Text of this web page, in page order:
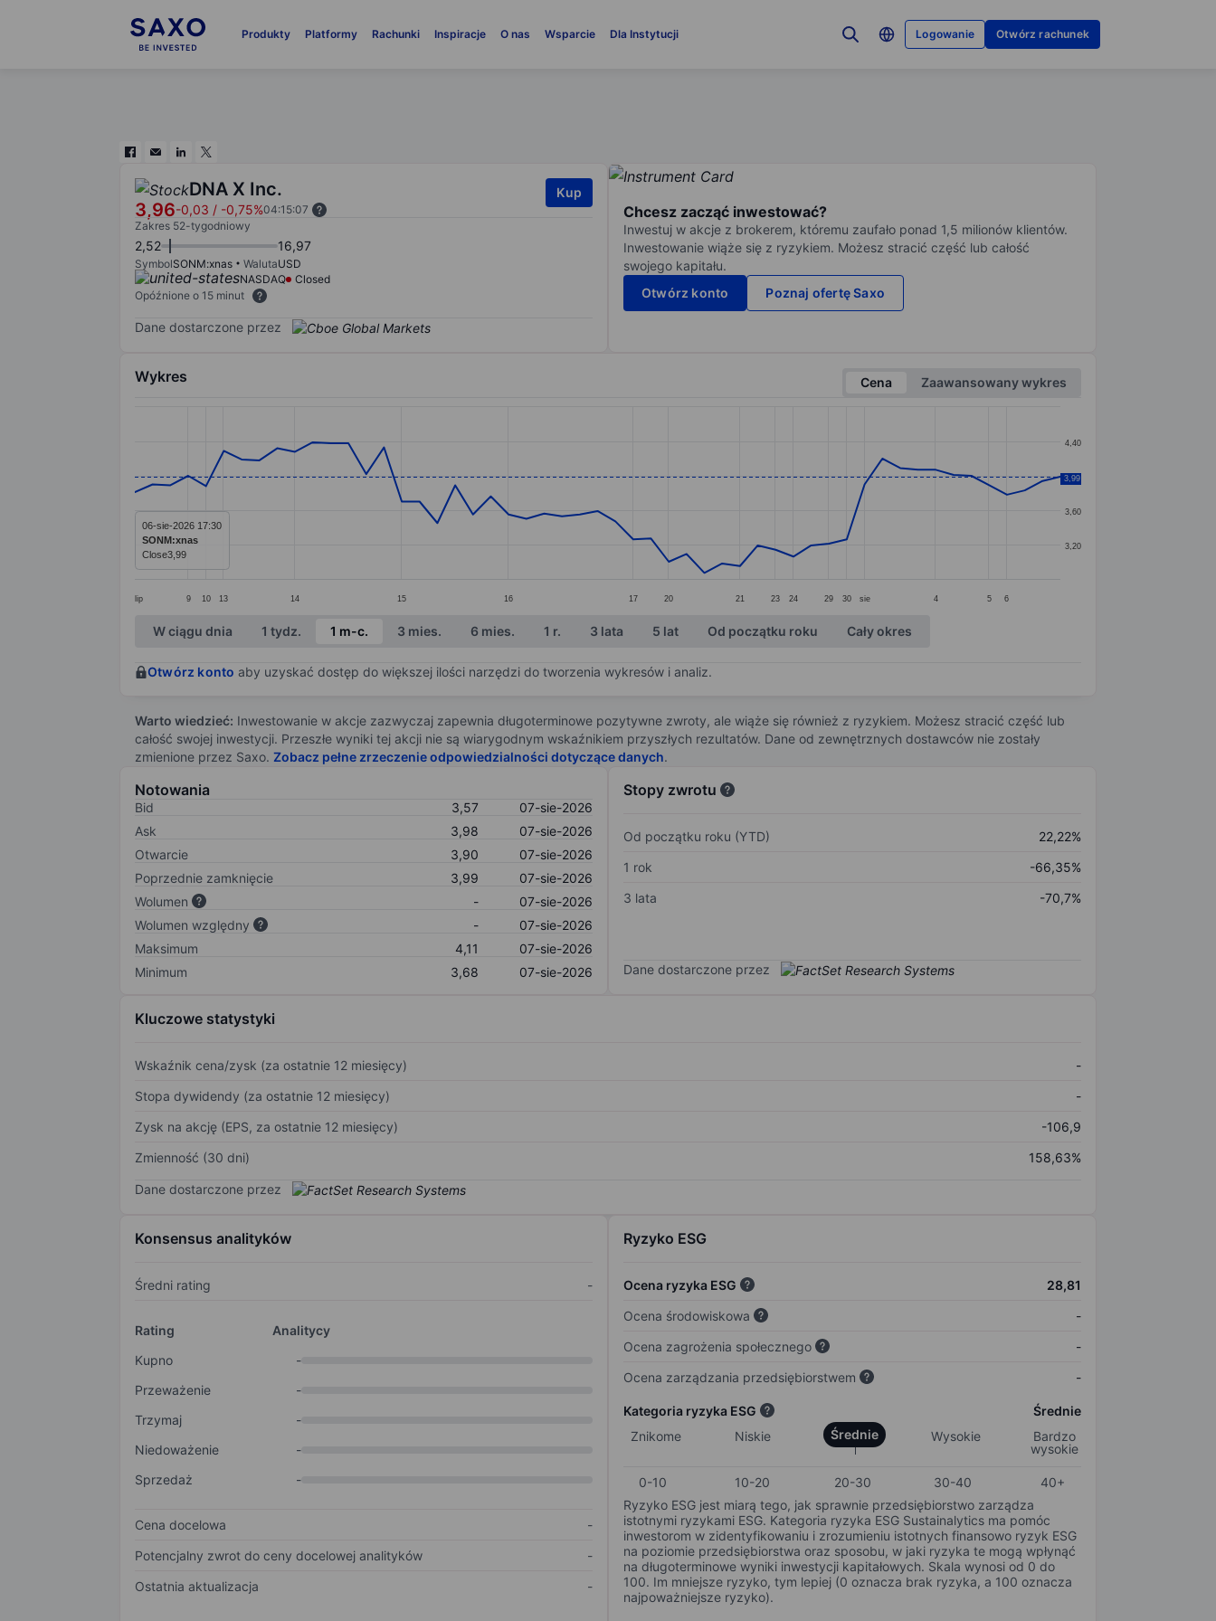
Produkty Platformy Rachunki Inspiracje O nas Wsparcie Dla Instytucji Logowanie Otwórz rachunek
DNA X Inc.
3,96-0,03 / -0,75%04:15:07
Kup
Zakres 52-tygodniowy
2,52 16,97
SymbolSONM:xnas WalutaUSD
NASDAQ
Closed
Opóźnione o 15 minut
Dane dostarczone przez
Chcesz zacząć inwestować?
Inwestuj w akcje z brokerem, któremu zaufało ponad 1,5 milionów klientów.
Inwestowanie wiąże się z ryzykiem. Możesz stracić część lub całość
swojego kapitału.
Otwórz konto
Poznaj ofertę Saxo
Wykres Cena
Zaawansowany wykres
Line chart with 53 data points.
The chart has 1 X axis displaying categories.
The chart has 1 Y axis displaying values. Data ranges from 2.87 to 4.39.
lip 9 10 13 14 15 16 17 20 21 23 24 29 30 sie 4 5 6
3,20
3,60
4,00
4,40
3,99
06-sie-2026 17:30
SONM:xnas
Close3,99
End of interactive chart.
W ciągu dnia 1 tydz. 1 m-c. 3 mies. 6 mies. 1 r. 3 lata 5 lat Od początku roku Cały okres
Otwórz konto aby uzyskać dostęp do większej ilości narzędzi do tworzenia wykresów i analiz.
Warto wiedzieć: Inwestowanie w akcje zazwyczaj zapewnia długoterminowe pozytywne zwroty, ale wiąże się również z ryzykiem. Możesz stracić część lub
całość swojej inwestycji. Przeszłe wyniki tej akcji nie są wiarygodnym wskaźnikiem przyszłych rezultatów. Dane od zewnętrznych dostawców nie zostały
zmienione przez Saxo. Zobacz pełne zrzeczenie odpowiedzialności dotyczące danych.
Notowania
Bid 3,57
07-sie-2026
Ask
3,98
07-sie-2026
Otwarcie
3,90
07-sie-2026
Poprzednie zamknięcie
3,99
07-sie-2026
Wolumen
-
07-sie-2026
Wolumen względny
-
07-sie-2026
Maksimum
4,11
07-sie-2026
Minimum
3,68 07-sie-2026
Stopy zwrotu
Od początku roku (YTD)
22,22%
1 rok
-66,35%
3 lata
-70,7%
Dane dostarczone przez
Kluczowe statystyki
Wskaźnik cena/zysk (za ostatnie 12 miesięcy)
-
Stopa dywidendy (za ostatnie 12 miesięcy)
-
Zysk na akcję (EPS, za ostatnie 12 miesięcy)
-106,9
Zmienność (30 dni)
158,63%
Dane dostarczone przez
Konsensus analityków
Średni rating -
Rating
Analitycy
Kupno
-
Przeważenie
-
Trzymaj
-
Niedoważenie
-
Sprzedaż
-
Cena docelowa
-
Potencjalny zwrot do ceny docelowej analityków
-
Ostatnia aktualizacja
-
Ryzyko ESG
Ocena ryzyka ESG
28,81
Ocena środowiskowa
-
Ocena zagrożenia społecznego
-
Ocena zarządzania przedsiębiorstwem
-
Kategoria ryzyka ESG
Średnie
Znikome
Niskie Średnie Wysokie
Bardzo
wysokie
0-10 10-20 20-30 30-40
40+
Ryzyko ESG jest miarą tego, jak sprawnie przedsiębiorstwo zarządza
istotnymi ryzykami ESG. Kategoria ryzyka ESG Sustainalytics ma pomóc
inwestorom w zidentyfikowaniu i zrozumieniu istotnych finansowo ryzyk ESG
na poziomie przedsiębiorstwa oraz sposobu, w jaki ryzyka te mogą wpłynąć
na długoterminowe wyniki inwestycji kapitałowych. Skala wynosi od 0 do
100. Im mniejsze ryzyko, tym lepiej (0 oznacza brak ryzyka, a 100 oznacza
najpoważniejsze ryzyko).